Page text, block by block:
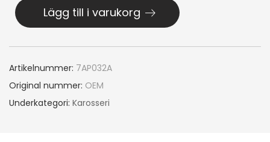
Lägg till i varukorg
Artikelnummer: 7AP032A
Original nummer: OEM
Underkategori: Karosseri